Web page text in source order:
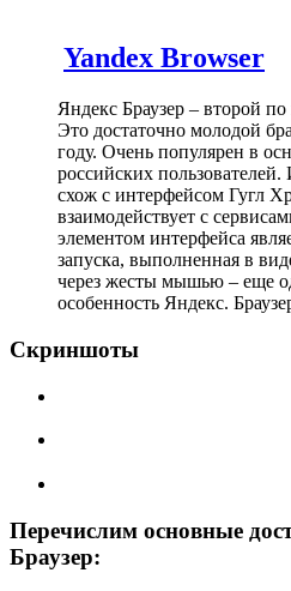
Yandex Browser
Яндекс Браузер – второй
Это достаточно молодой
году. Очень популярен в
российских
схож с интерфейсом Гугл
взаимодействует с
элементом интерфейса
запуска, выполненная в
через жесты мышью – еще
особенность Яндекс.
Скриншоты
Перечислим основные
Браузер: